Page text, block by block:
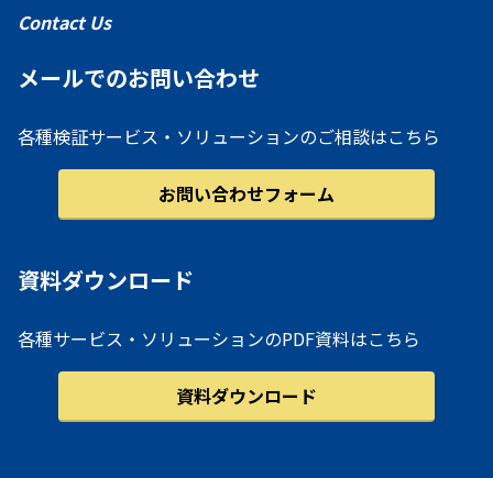
Contact Us
メールでのお問い合わせ
各種検証サービス・ソリューションのご相談はこちら
お問い合わせフォーム
資料ダウンロード
各種サービス・ソリューションのPDF資料はこちら
資料ダウンロード